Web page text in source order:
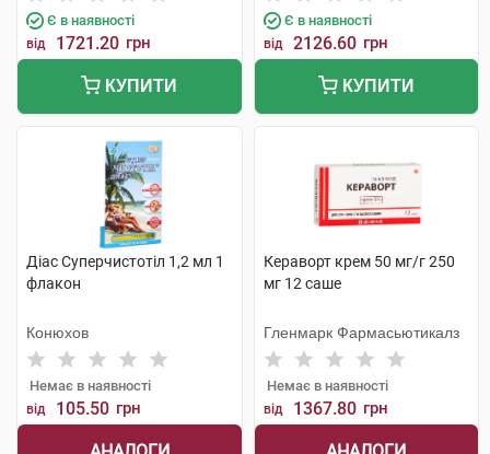
Є в наявності
від 1721.20 грн
КУПИТИ
Є в наявності
від 2126.60 грн
КУПИТИ
Діас Суперчистотіл 1,2 мл 1
флакон
Конюхов
Немає в наявності
від 105.50 грн
Кераворт крем 50 мг/г 250
мг 12 саше
Гленмарк Фармасьютикалз
Немає в наявності
від 1367.80 грн